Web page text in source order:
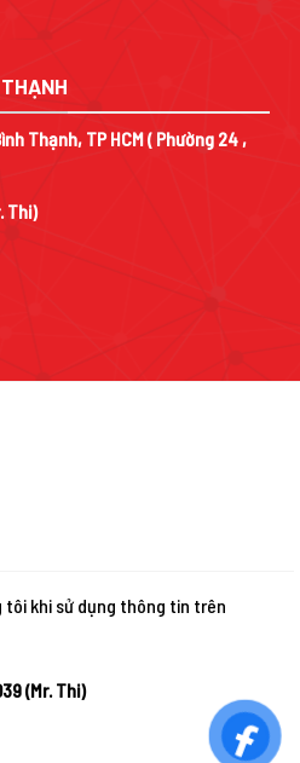
Thạnh, TP HCM ( Phường 24 ,
Thi)
khi sử dụng thông tin trên
(Mr. Thi)